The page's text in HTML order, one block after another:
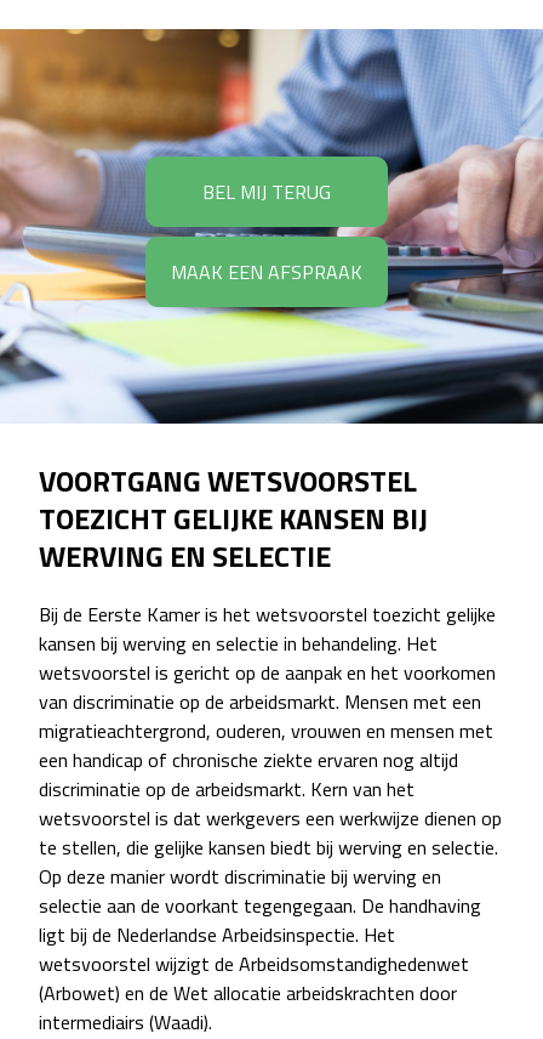
BEL MIJ TERUG
MAAK EEN AFSPRAAK
VOORTGANG WETSVOORSTEL
TOEZICHT GELIJKE KANSEN BIJ
WERVING EN SELECTIE
Bij de Eerste Kamer is het wetsvoorstel toezicht gelijke
kansen bij werving en selectie in behandeling. Het
wetsvoorstel is gericht op de aanpak en het voorkomen
van discriminatie op de arbeidsmarkt. Mensen met een
migratieachtergrond, ouderen, vrouwen en mensen met
een handicap of chronische ziekte ervaren nog altijd
discriminatie op de arbeidsmarkt. Kern van het
wetsvoorstel is dat werkgevers een werkwijze dienen op
te stellen, die gelijke kansen biedt bij werving en selectie.
Op deze manier wordt discriminatie bij werving en
selectie aan de voorkant tegengegaan. De handhaving
ligt bij de Nederlandse Arbeidsinspectie. Het
wetsvoorstel wijzigt de Arbeidsomstandighedenwet
(Arbowet) en de Wet allocatie arbeidskrachten door
intermediairs (Waadi).